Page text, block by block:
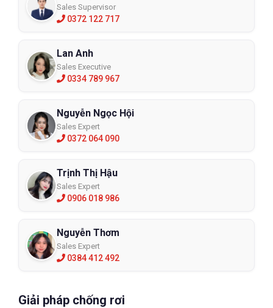
Sales Supervisor
0372 122 717
Lan Anh
Sales Executive
0334 789 967
Nguyễn Ngọc Hội
Sales Expert
0372 064 090
Trịnh Thị Hậu
Sales Expert
0906 018 986
Nguyễn Thơm
Sales Expert
0384 412 492
Giải pháp chống rơi